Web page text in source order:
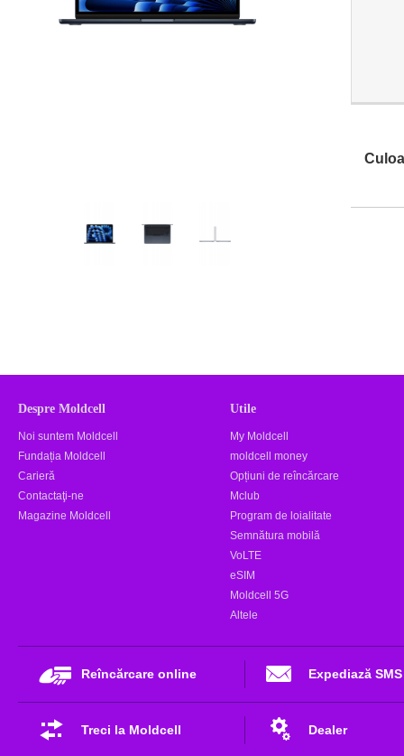
Despre Moldcell
Noi suntem Moldcell
Fundația Moldcell
Carieră
Contactaţi-ne
Magazine Moldcell
Utile
My Moldcell
moldcell money
Opțiuni de reîncărcare
Mclub
Program de loialitate
Semnătura mobilă
VoLTE
eSIM
Moldcell 5G
Altele
Reîncărcare online Expediază SMS
Treci la Moldcell Dealer